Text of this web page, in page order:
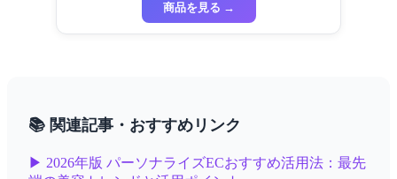
商品を見る →
📚 関連記事・おすすめリンク
▶ 2026年版 パーソナライズECおすすめ活用法：最先